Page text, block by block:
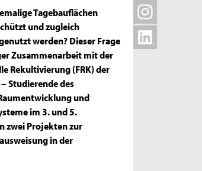
Tagebauflächen
und zugleich
werden? Dieser Frage
Zusammenarbeit mit der
Rekultivierung (FRK) der
– Studierende des
und
im 3. und 5.
zwei Projekten zur
in der